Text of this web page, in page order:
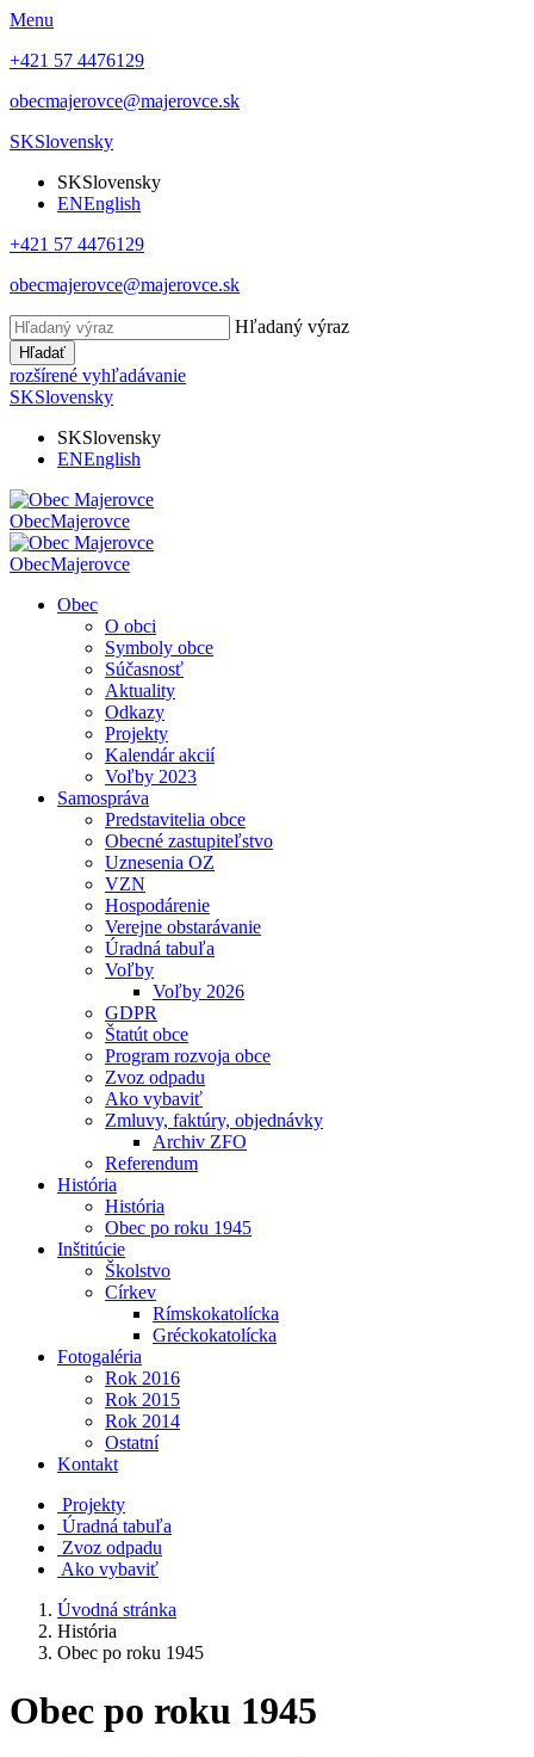
Menu
+421 57 4476129
obecmajerovce@majerovce.sk
SKSlovensky
SKSlovensky
ENEnglish
+421 57 4476129
obecmajerovce@majerovce.sk
Hľadaný výraz
Hľadať
rozšírené vyhľadávanie
SKSlovensky
SKSlovensky
ENEnglish
ObecMajerovce
ObecMajerovce
Obec
O obci
Symboly obce
Súčasnosť
Aktuality
Odkazy
Projekty
Kalendár akcií
Voľby 2023
Samospráva
Predstavitelia obce
Obecné zastupiteľstvo
Uznesenia OZ
VZN
Hospodárenie
Verejne obstarávanie
Úradná tabuľa
Voľby
Voľby 2026
GDPR
Štatút obce
Program rozvoja obce
Zvoz odpadu
Ako vybaviť
Zmluvy, faktúry, objednávky
Archiv ZFO
Referendum
História
História
Obec po roku 1945
Inštitúcie
Školstvo
Církev
Rímskokatolícka
Gréckokatolícka
Fotogaléria
Rok 2016
Rok 2015
Rok 2014
Ostatní
Kontakt
Projekty
Úradná tabuľa
Zvoz odpadu
Ako vybaviť
Úvodná stránka
História
Obec po roku 1945
Obec po roku 1945